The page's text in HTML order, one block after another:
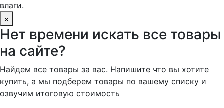
влаги.
×
Нет времени искать все товары
на сайте?
Найдем все товары за вас. Напишите что вы хотите
купить, а мы подберем товары по вашему списку и
озвучим итоговую стоимость